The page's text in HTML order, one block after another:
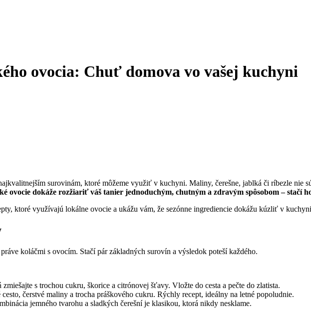
ovocia: Chuť domova vo vašej kuchyni
surovinám, ktoré môžeme využiť v kuchyni. Maliny, čerešne, jablká či ríbezle nie
ovocie dokáže rozžiariť váš tanier jednoduchým, chutným a zdravým spôsobom – stačí
ktoré využívajú lokálne ovocie a ukážu vám, že sezónne ingrediencie dokážu kúzliť v
koláčmi s ovocím. Stačí pár základných surovín a výsledok poteší každého.
zmiešajte s trochou cukru, škorice a citrónovej šťavy. Vložte do cesta a pečte do zlatista.
cesto, čerstvé maliny a trocha práškového cukru. Rýchly recept, ideálny na letné popoludnie.
jemného tvarohu a sladkých čerešní je klasikou, ktorá nikdy nesklame.